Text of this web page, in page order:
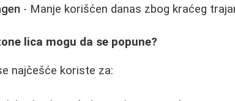
- Manje korišćen danas zbog kraćeg
lica mogu da se popune?
najčešće koriste za: